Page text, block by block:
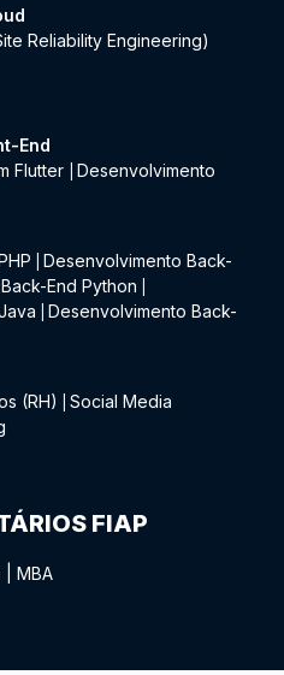
Reliability Engineering)
End
Flutter
Desenvolvimento
Desenvolvimento Back-
End Python
Desenvolvimento Back-
(RH)
Social Media
FIAP
MBA